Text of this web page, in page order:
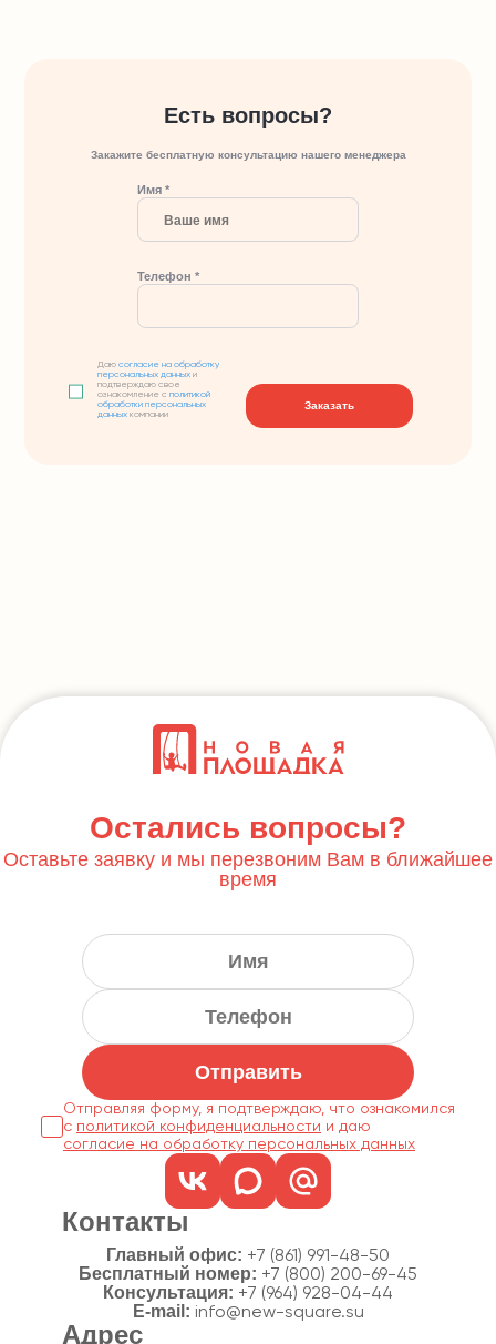
Есть вопросы?
Закажите бесплатную консультацию нашего менеджера
Имя *
Телефон *
Даюсогласие на обработку
персональных данных и
подтверждаю свое
ознакомление сполитикой
обработки персональных
данных компании
Заказать
Остались вопросы?
Оставьте заявку и мы перезвоним Вам в ближайшее
время
Отправить
Отправляя форму, я подтверждаю, что ознакомился
с политикой конфиденциальности
согласие на обработку персональных данных
Контакты
Главный офис: +7 (861) 991-48-50
Бесплатный номер: +7 (800) 200-69-45
Консультация: +7 (964) 928-04-44
E-mail: info@new-square.su
Адрес